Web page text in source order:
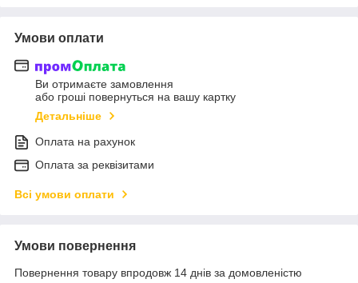
Умови оплати
Ви отримаєте замовлення
або гроші повернуться на вашу картку
Детальніше
Оплата на рахунок
Оплата за реквізитами
Всі умови оплати
Умови повернення
Повернення товару впродовж 14 днів за домовленістю